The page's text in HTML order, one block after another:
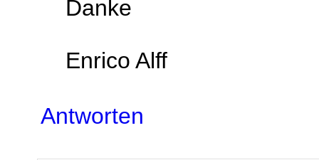
Danke
Enrico Alff
Antworten